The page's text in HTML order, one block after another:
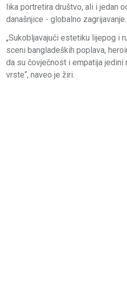
lika portretira društvo, ali i jedan
današnjice - globalno zagrijavanje.
„Sukobljavajući estetiku lijepog i
sceni bangladeških poplava,
da su čovječnost i empatija jedini
vrste“, naveo je žiri.